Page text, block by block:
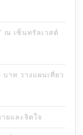
ณ เซ็นทรัลเวสต์
าท วางแผนเที่ยว
ยและจิตใจ